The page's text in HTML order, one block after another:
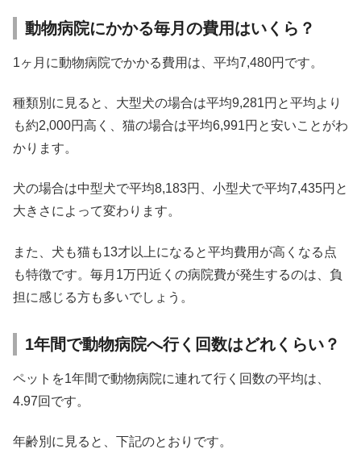
動物病院にかかる毎月の費用はいくら？
1ヶ月に動物病院でかかる費用は、平均7,480円です。
種類別に見ると、大型犬の場合は平均9,281円と平均より
も約2,000円高く、猫の場合は平均6,991円と安いことがわ
かります。
犬の場合は中型犬で平均8,183円、小型犬で平均7,435円と
大きさによって変わります。
また、犬も猫も13才以上になると平均費用が高くなる点
も特徴です。毎月1万円近くの病院費が発生するのは、負
担に感じる方も多いでしょう。
1年間で動物病院へ行く回数はどれくらい？
ペットを1年間で動物病院に連れて行く回数の平均は、
4.97回です。
年齢別に見ると、下記のとおりです。